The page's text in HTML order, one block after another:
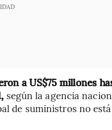
a US$75 millones
según la agencia
de suministros no